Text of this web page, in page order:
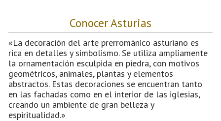
Conocer Asturias
«La decoración del arte prerrománico asturiano es
rica en detalles y simbolismo. Se utiliza ampliamente
la ornamentación esculpida en piedra, con motivos
geométricos, animales, plantas y elementos
abstractos. Estas decoraciones se encuentran tanto
en las fachadas como en el interior de las iglesias,
creando un ambiente de gran belleza y
espiritualidad.»